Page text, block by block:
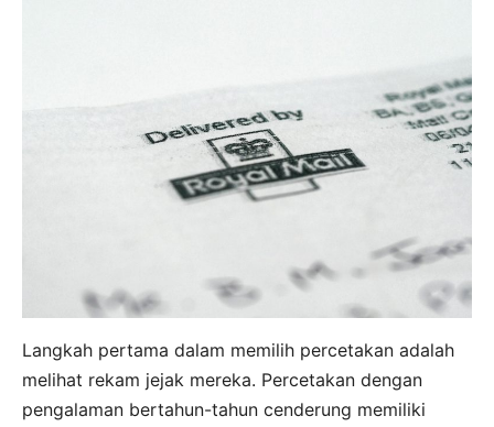
Langkah pertama dalam memilih percetakan adalah
melihat rekam jejak mereka. Percetakan dengan
pengalaman bertahun-tahun cenderung memiliki